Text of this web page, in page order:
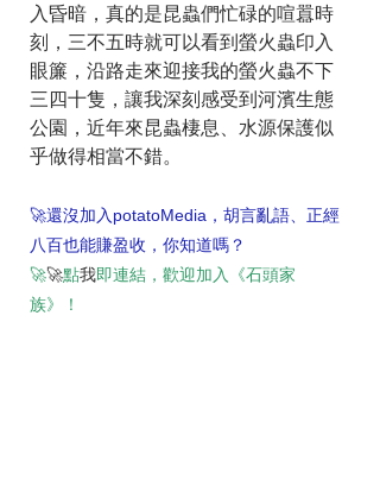
入昏暗，真的是昆蟲們忙碌的喧囂時
刻，三不五時就可以看到螢火蟲印入
眼簾，沿路走來迎接我的螢火蟲不下
三四十隻，讓我深刻感受到河濱生態
公園，近年來昆蟲棲息、水源保護似
乎做得相當不錯。
🚀還沒加入potatoMedia，胡言亂語、正經
八百也能賺盈收，你知道嗎？
🚀🚀點我即連結，歡迎加入《石頭家
族》！